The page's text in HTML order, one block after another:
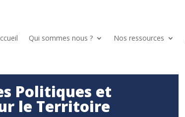
Qui sommes nous ? Nos ressources
Politiques et
le Territoire